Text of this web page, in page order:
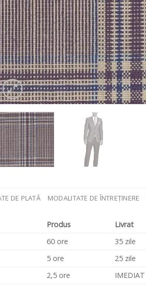
DE PLATĂ MODALITATE DE ÎNTREȚINERE
Produs Livrat
60 ore 35 zile
5 ore 25 zile
2,5 ore IMEDIAT